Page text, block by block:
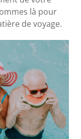
là pour
de voyage.